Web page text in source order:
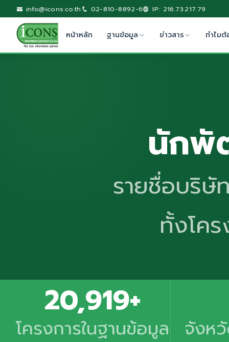
info@icons.co.th 02-810-8892-6 IP: 216.73.217.79
หน้าหลัก ฐานข้อมูล ข่าวสาร ทำไมต้
นักพั
รายชื่อบริ
ทั้งโค
20,919+
โครงการในฐานข้อมูล จังห